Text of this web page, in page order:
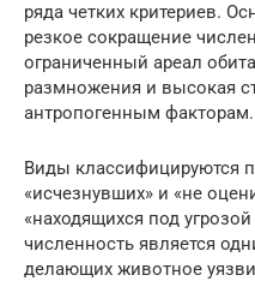
ряда четких критериев.
резкое сокращение
ограниченный ареал
размножения и высокая
антропогенным факторам.
Виды классифицируются
«исчезнувших» и «не
«находящихся под
численность является
делающих животное